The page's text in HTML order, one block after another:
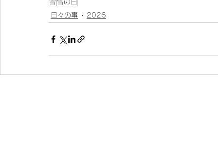
雪 雪の日
日々の事
2026